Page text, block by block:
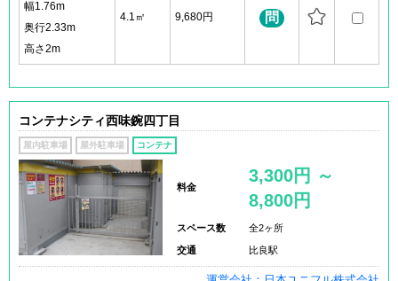
幅1.76m
奥行2.33m
高さ2m
4.1㎡ 9,680円 問
コンテナシティ西味鋺四丁目
屋内駐車場 屋外駐車場 コンテナ
料金
3,300円 ～
8,800円
スペース数 全2ヶ所
交通 比良駅